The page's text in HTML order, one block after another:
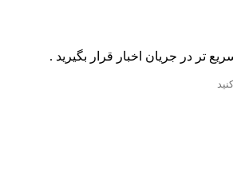
تر در جریان اخبار قرار بگیرید .